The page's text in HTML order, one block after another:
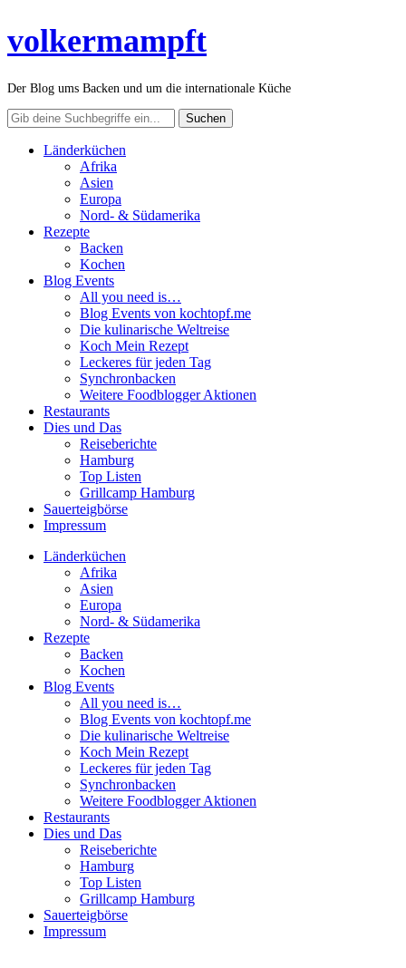
volkermampft
Der Blog ums Backen und um die internationale Küche
Länderküchen
Afrika
Asien
Europa
Nord- & Südamerika
Rezepte
Backen
Kochen
Blog Events
All you need is…
Blog Events von kochtopf.me
Die kulinarische Weltreise
Koch Mein Rezept
Leckeres für jeden Tag
Synchronbacken
Weitere Foodblogger Aktionen
Restaurants
Dies und Das
Reiseberichte
Hamburg
Top Listen
Grillcamp Hamburg
Sauerteigbörse
Impressum
Länderküchen
Afrika
Asien
Europa
Nord- & Südamerika
Rezepte
Backen
Kochen
Blog Events
All you need is…
Blog Events von kochtopf.me
Die kulinarische Weltreise
Koch Mein Rezept
Leckeres für jeden Tag
Synchronbacken
Weitere Foodblogger Aktionen
Restaurants
Dies und Das
Reiseberichte
Hamburg
Top Listen
Grillcamp Hamburg
Sauerteigbörse
Impressum